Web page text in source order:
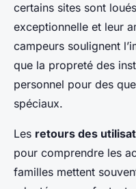
certains sites sont
exceptionnelle et leur
campeurs soulignent
que la propreté des
personnel pour des
spéciaux.
Les retours des
pour comprendre les
familles mettent